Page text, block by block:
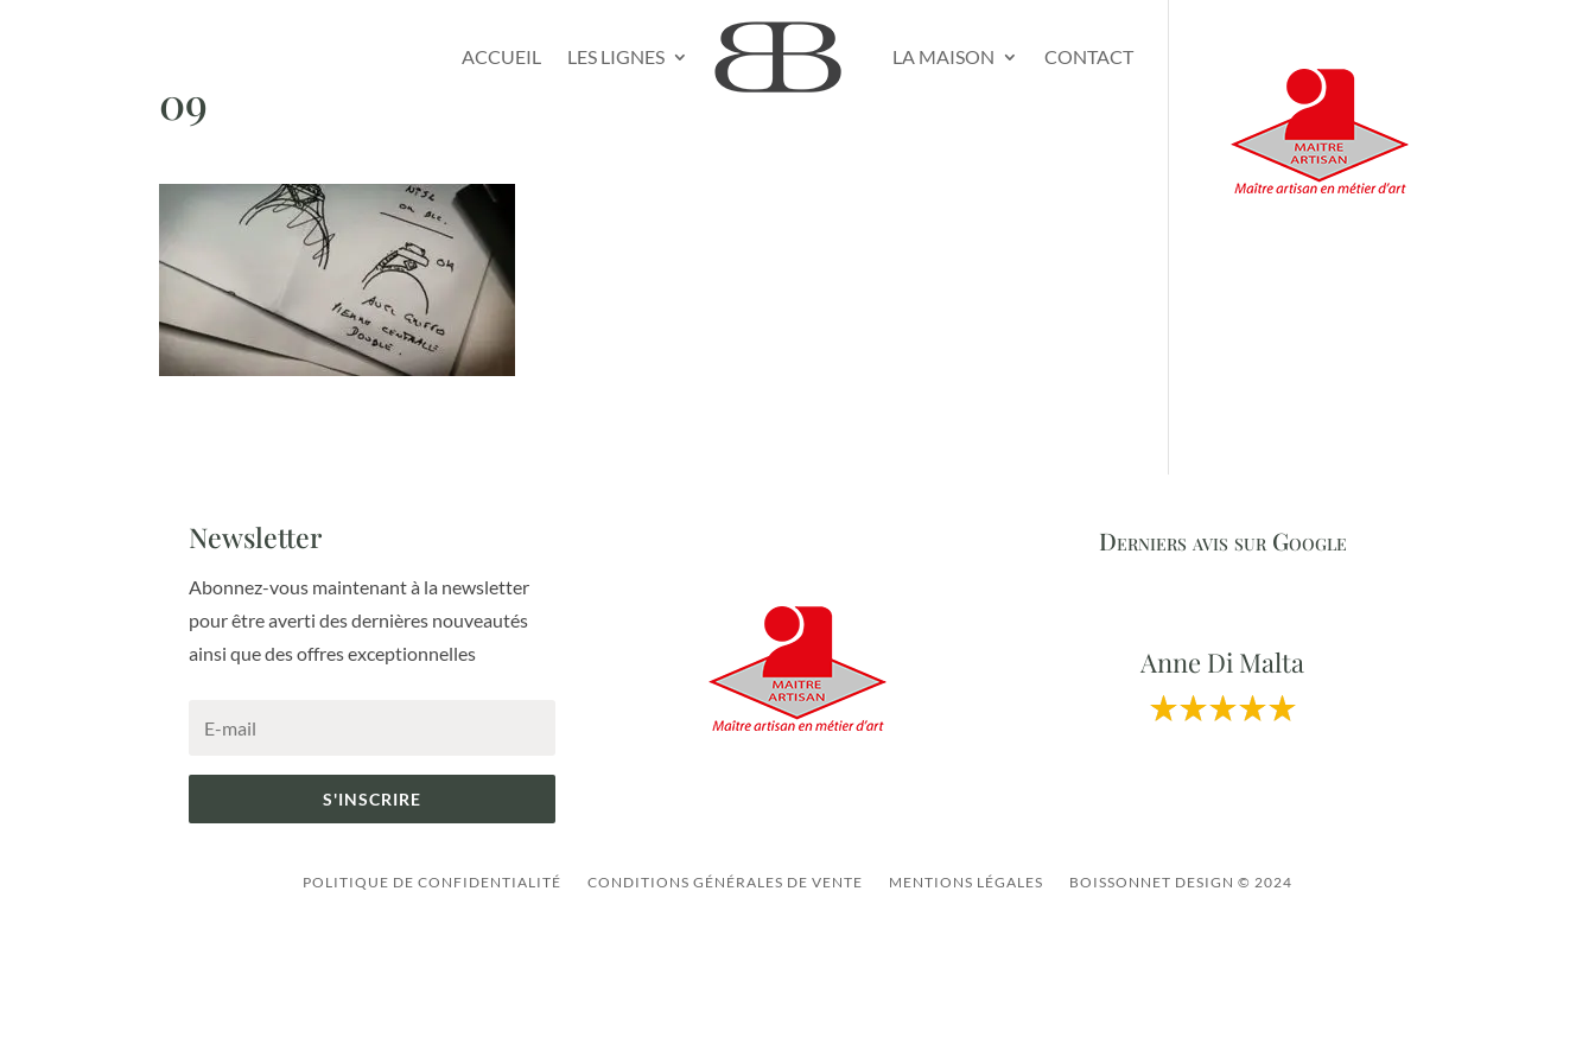
ACCUEIL LES LIGNES LA MAISON CONTACT
09
Newsletter
Abonnez-vous maintenant à la newsletter
pour être averti des dernières nouveautés
ainsi que des offres exceptionnelles
S'INSCRIRE
Derniers avis sur Google
Anne Di Malta
POLITIQUE DE CONFIDENTIALITÉ CONDITIONS GÉNÉRALES DE VENTE MENTIONS LÉGALES BOISSONNET DESIGN © 2024